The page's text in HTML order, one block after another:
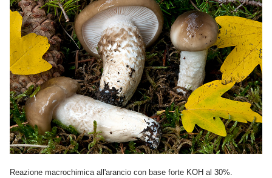
Reazione macrochimica all'arancio con base forte KOH al 30%.